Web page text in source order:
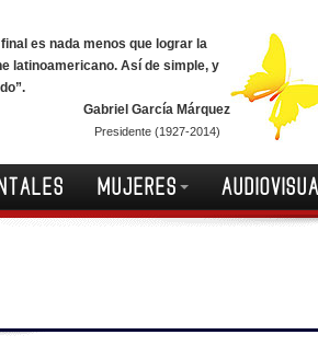
es nada menos que lograr la
latinoamericano. Así de simple, y
Gabriel García Márquez
Presidente (1927-2014)
MUJERES